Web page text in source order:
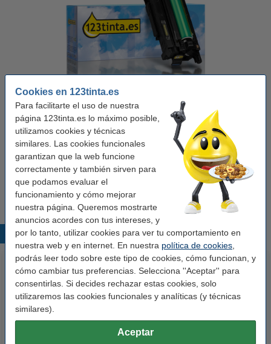
Cookies en 123tinta.es
Para facilitarte el uso de nuestra
página 123tinta.es lo máximo posible,
utilizamos cookies y técnicas
similares. Las cookies funcionales
garantizan que la web funcione
correctamente y también sirven para
que podamos evaluar el
funcionamiento y cómo mejorar
nuestra página. Queremos mostrarte
anuncios acordes con tus intereses, y
por lo tanto, utilizar cookies para ver tu comportamiento en
nuestra web y en internet. En nuestra política de cookies
podrás leer todo sobre este tipo de cookies, cómo funcionan, y
cómo cambiar tus preferencias. Selecciona ''Aceptar'' para
consentirlas. Si decides rechazar estas cookies, solo
utilizaremos las cookies funcionales y analíticas (y técnicas
similares).
Aceptar
Marca: 123tinta Tipo: tambor
Ver características y descripción
¡Ahorra un31,3%en costes de impresión!
En almacén externo
Por página 0,004 €
142,50 €
Productos destacados